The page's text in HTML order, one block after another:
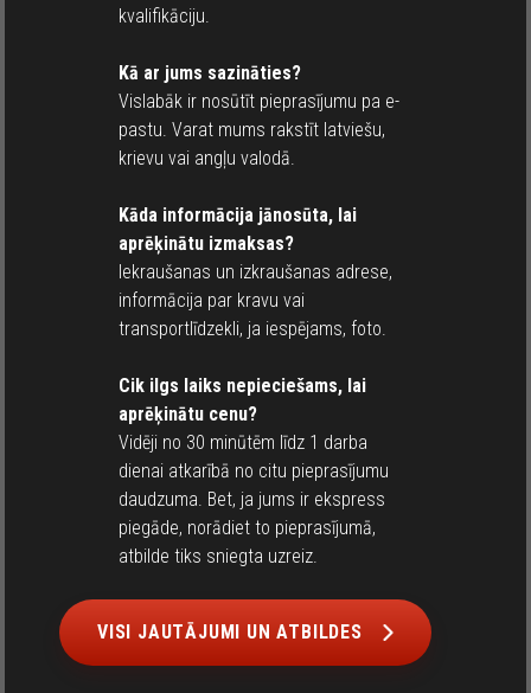
kvalifikāciju.
Kā ar jums sazināties?
Vislabāk ir nosūtīt pieprasījumu pa e-
pastu. Varat mums rakstīt latviešu,
krievu vai angļu valodā.
Kāda informācija jānosūta, lai
aprēķinātu izmaksas?
Iekraušanas un izkraušanas adrese,
informācija par kravu vai
transportlīdzekli, ja iespējams, foto.
Cik ilgs laiks nepieciešams, lai
aprēķinātu cenu?
Vidēji no 30 minūtēm līdz 1 darba
dienai atkarībā no citu pieprasījumu
daudzuma. Bet, ja jums ir ekspress
piegāde, norādiet to pieprasījumā,
atbilde tiks sniegta uzreiz.
VISI JAUTĀJUMI UN ATBILDES